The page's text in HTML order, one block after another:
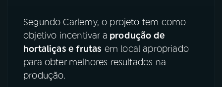
08 FESTIVAL DE MÚSICA
ACOMPANHE A RÁDIO NACIONAL
YouTube
Segundo Carlemy, o projeto tem como
objetivo incentivar a produção de
hortaliças e frutas em local apropriado
para obter melhores resultados na
produção.